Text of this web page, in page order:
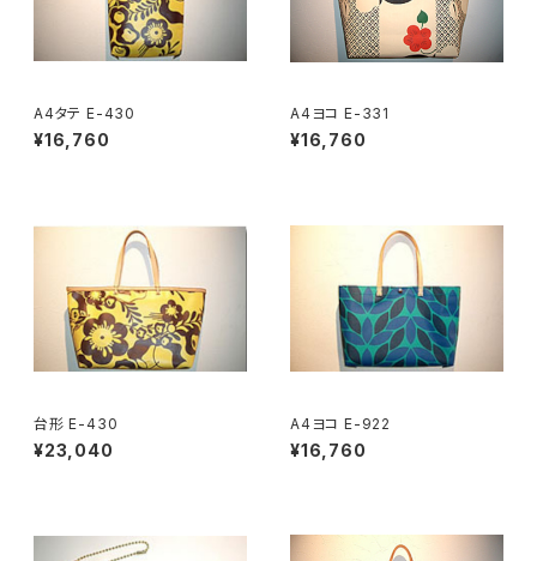
A4タテ E-430
¥16,760
A4ヨコ E-331
¥16,760
台形 E-430
¥23,040
A4ヨコ E-922
¥16,760